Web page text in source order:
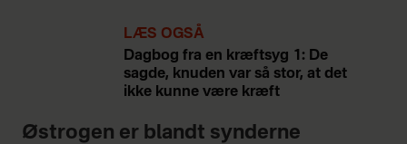
LÆS OGSÅ
Dagbog fra en kræftsyg 1: De
sagde, knuden var så stor, at det
ikke kunne være kræft
Østrogen er blandt synderne